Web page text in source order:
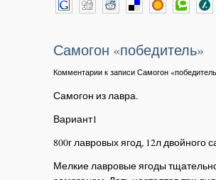
Самогон «победитель»
Комментарии к записи Самогон
Самогон из лавра.
Вариант1
800г лавровых ягод, 12л двойного
Мелкие лавровые ягоды